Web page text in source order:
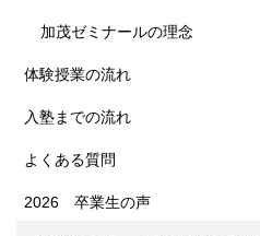
加茂ゼミナールの理念
体験授業の流れ
入塾までの流れ
よくある質問
2026 卒業生の声